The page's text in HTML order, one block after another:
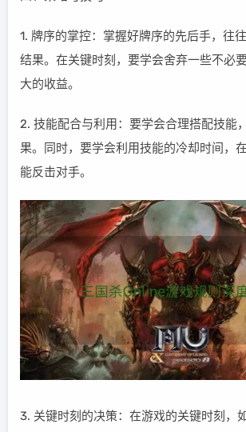
1. 牌序的掌控：掌握好牌序的先后手，往
结果。在关键时刻，要学会舍弃一些不必
大的收益。
2. 技能配合与利用：要学会合理搭配技能
果。同时，要学会利用技能的冷却时间，
能反击对手。
3. 关键时刻的决策：在游戏的关键时刻，